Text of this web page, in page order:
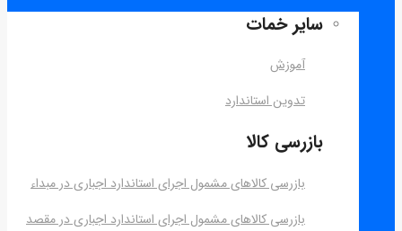
سایر خمات
آموزش
تدوین استاندارد
بازرسی کالا
بازرسی کالاهای مشمول اجرای استاندارد اجباری در مبداء
بازرسی کالاهای مشمول اجرای استاندارد اجباری در مقصد